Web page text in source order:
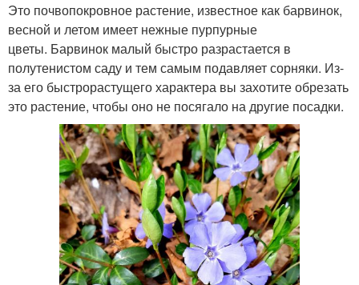
Это почвопокровное растение, известное как барвинок,
весной и летом имеет нежные пурпурные
цветы. Барвинок малый быстро разрастается в
полутенистом саду и тем самым подавляет сорняки. Из-
за его быстрорастущего характера вы захотите обрезать
это растение, чтобы оно не посягало на другие посадки.